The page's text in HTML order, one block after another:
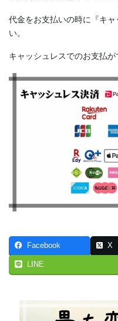
代金をお支払いの時に『キ
い。
キャッシュレスでのお支払
Facebook X
LINE